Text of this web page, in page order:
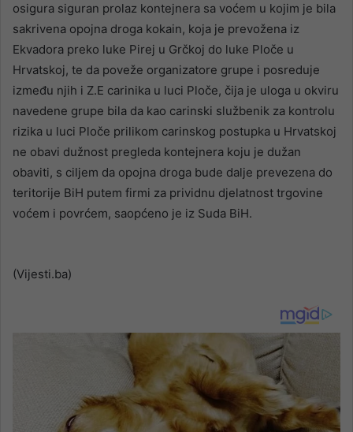
osigura siguran prolaz kontejnera sa voćem u kojim je bila
sakrivena opojna droga kokain, koja je prevožena iz
Ekvadora preko luke Pirej u Grčkoj do luke Ploče u
Hrvatskoj, te da poveže organizatore grupe i posreduje
između njih i Z.E carinika u luci Ploče, čija je uloga u okviru
navedene grupe bila da kao carinski službenik za kontrolu
rizika u luci Ploče prilikom carinskog postupka u Hrvatskoj
ne obavi dužnost pregleda kontejnera koju je dužan
obaviti, s ciljem da opojna droga bude dalje prevezena do
teritorije BiH putem firmi za prividnu djelatnost trgovine
voćem i povrćem, saopćeno je iz Suda BiH.
(Vijesti.ba)